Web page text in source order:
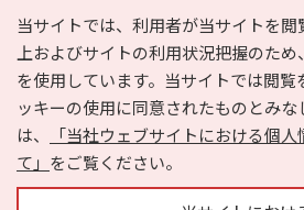
当サイトでは、利用者が当サイトを
上およびサイトの利用状況把握のため
を使用しています。当サイトでは閲覧
ッキーの使用に同意されたものとみ
は、
「当社ウェブサイトにおける個
て」 をご覧ください。
e-NAVITA（イーナビタ）とは？ お気
利用規約
個人情報の取り扱いについ
サイトマップ
広告掲載に関す